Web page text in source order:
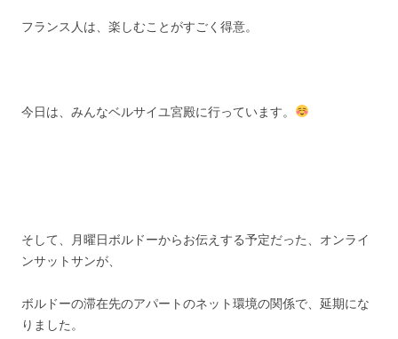
フランス人は、楽しむことがすごく得意。
今日は、みんなベルサイユ宮殿に行っています。
そして、月曜日ボルドーからお伝えする予定だった、オンライ
ンサットサンが、
ボルドーの滞在先のアパートのネット環境の関係で、延期にな
りました。